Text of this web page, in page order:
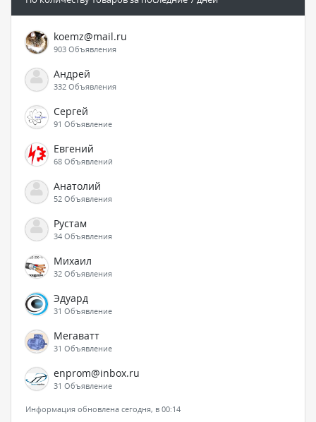
koemz@mail.ru
903 Объявления
Андрей
332 Объявления
Сергей
91 Объявление
Евгений
68 Объявлений
Анатолий
52 Объявления
Рустам
34 Объявления
Михаил
32 Объявления
Эдуард
31 Объявление
Мегаватт
31 Объявление
enprom@inbox.ru
31 Объявление
Информация обновлена сегодня, в 00:14